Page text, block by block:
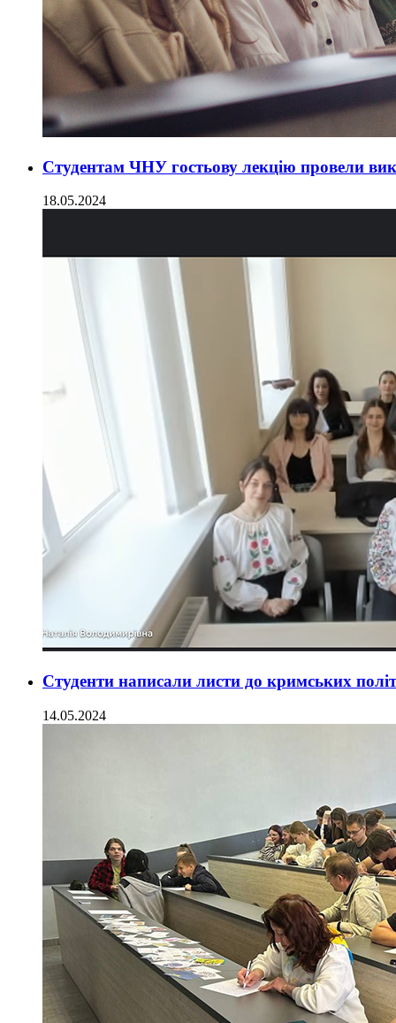
Студентам ЧНУ гостьову лекцію провели
18.05.2024
Студенти написали листи до кримських
14.05.2024